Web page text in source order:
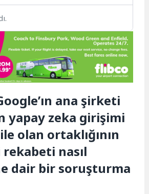
ana şirketi
yapay zeka girişimi
olan ortaklığının
nasıl
dair bir soruşturma